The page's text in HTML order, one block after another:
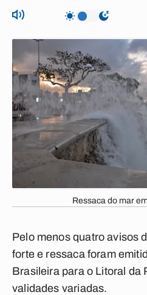
Ressaca do mar
Pelo menos quatro avisos
forte e ressaca foram
Brasileira para o Litoral da
validades variadas.